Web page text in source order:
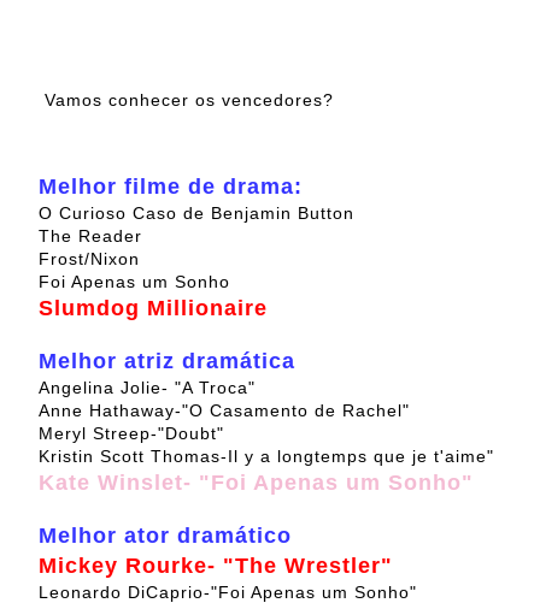
Vamos conhecer os vencedores?
Melhor filme de drama:
O Curioso Caso de Benjamin Button
The Reader
Frost/Nixon
Foi Apenas um Sonho
Slumdog Millionaire
Melhor atriz dramática
Angelina Jolie- "A Troca"
Anne Hathaway-"O Casamento de Rachel"
Meryl Streep-"Doubt"
Kristin Scott Thomas-Il y a longtemps que je t'aime"
Kate Winslet- "Foi Apenas um Sonho"
Melhor ator dramático
Mickey Rourke- "The Wrestler"
Leonardo DiCaprio-"Foi Apenas um Sonho"